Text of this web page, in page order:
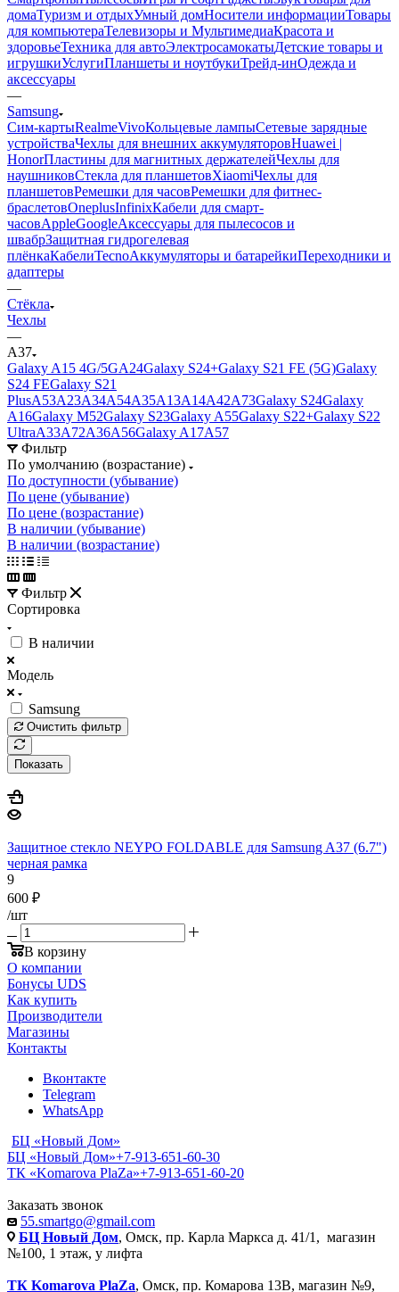
домаТуризм и отдыхУмный домНосители информацииТовары
для компьютераТелевизоры и МультимедиаКрасота и
здоровьеТехника для автоЭлектросамокатыДетские товары и
игрушкиУслугиПланшеты и ноутбукиТрейд-инОдежда и
аксессуары
—
Samsung
Сим-картыRealmeVivoКольцевые лампыСетевые зарядные
устройстваЧехлы для внешних аккумуляторовHuawei |
HonorПластины для магнитных держателейЧехлы для
наушниковСтекла для планшетовXiaomiЧехлы для
планшетовРемешки для часовРемешки для фитнес-
браслетовOneplusInfinixКабели для смарт-
часовAppleGoogleАксессуары для пылесосов и
швабрЗащитная гидрогелевая
плёнкаКабелиTecnoАккумуляторы и батарейкиПереходники и
адаптеры
—
Стёкла
Чехлы
—
A37
Galaxy A15 4G/5GA24Galaxy S24+Galaxy S21 FE (5G)Galaxy
S24 FEGalaxy S21
PlusA53A23A34A54A35A13A14A42A73Galaxy S24Galaxy
A16Galaxy M52Galaxy S23Galaxy A55Galaxy S22+Galaxy S22
UltraA33A72A36A56Galaxy A17A57
Фильтр
По умолчанию (возрастание)
По доступности (убывание)
По цене (убывание)
По цене (возрастание)
В наличии (убывание)
В наличии (возрастание)
Фильтр
Сортировка
В наличии
Модель
Samsung
Очистить фильтр
Показать
Защитное стекло NEYPO FOLDABLE для Samsung A37 (6.7")
черная рамка
9
600 ₽
/шт
В корзину
О компании
Бонусы UDS
Как купить
Производители
Магазины
Контакты
Вконтакте
Telegram
WhatsApp
БЦ «Новый Дом»
БЦ «Новый Дом»+7-913-651-60-30
ТК «Komarova PlaZa»+7-913-651-60-20
Заказать звонок
55.smartgo@gmail.com
БЦ Новый Дом, Омск, пр. Карла Маркса д. 41/1, магазин
№100, 1 этаж, у лифта
ТК Komarova PlaZa, Омск, пр. Комарова 13В, магазин №9,